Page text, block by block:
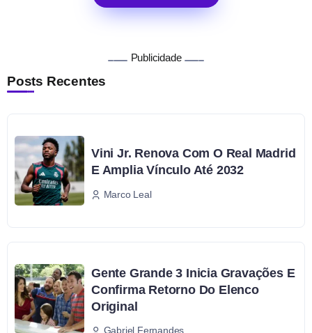
Publicidade
Posts Recentes
Vini Jr. Renova Com O Real Madrid
E Amplia Vínculo Até 2032
Marco Leal
Gente Grande 3 Inicia Gravações E
Confirma Retorno Do Elenco
Original
Gabriel Fernandes